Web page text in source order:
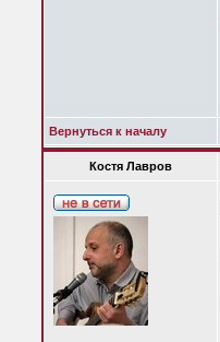
Вернуться к началу
Костя Лавров